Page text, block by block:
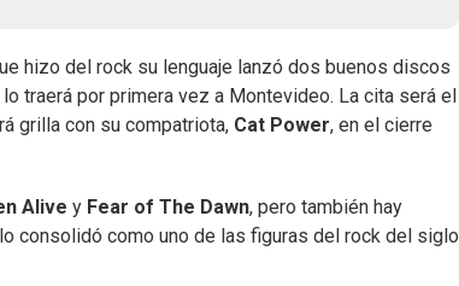
hizo del rock su lenguaje lanzó dos buenos discos
traerá por primera vez a Montevideo. La cita será el
grilla con su compatriota, Cat Power, en el cierre
Alive y Fear of The Dawn, pero también hay
consolidó como uno de las figuras del rock del siglo